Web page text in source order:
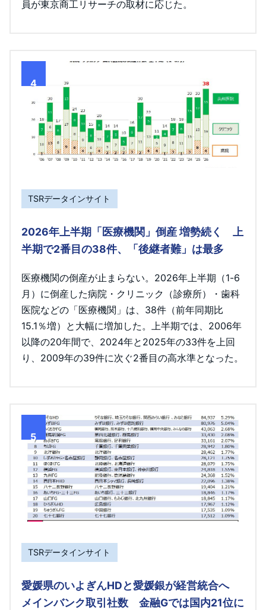
員が東京商工リサーチの取材に応じた。
4
TSRデータインサイト
2026年上半期「医療機関」倒産 増勢続く 上
半期で2番目の38件、「後継者難」は最多
医療機関の倒産が止まらない。2026年上半期（1-6
月）に倒産した病院・クリニック（診療所）・歯科
医院などの「医療機関」は、38件（前年同期比
15.1％増）と大幅に増加した。上半期では、2006年
以降の20年間で、2024年と2025年の33件を上回
り、2009年の39件に次ぐ2番目の高水準となった。
5
TSRデータインサイト
愛媛県のいよぎんHDと愛媛銀が経営統合へ
メインバンク取引社数 金融Gでは国内21位に